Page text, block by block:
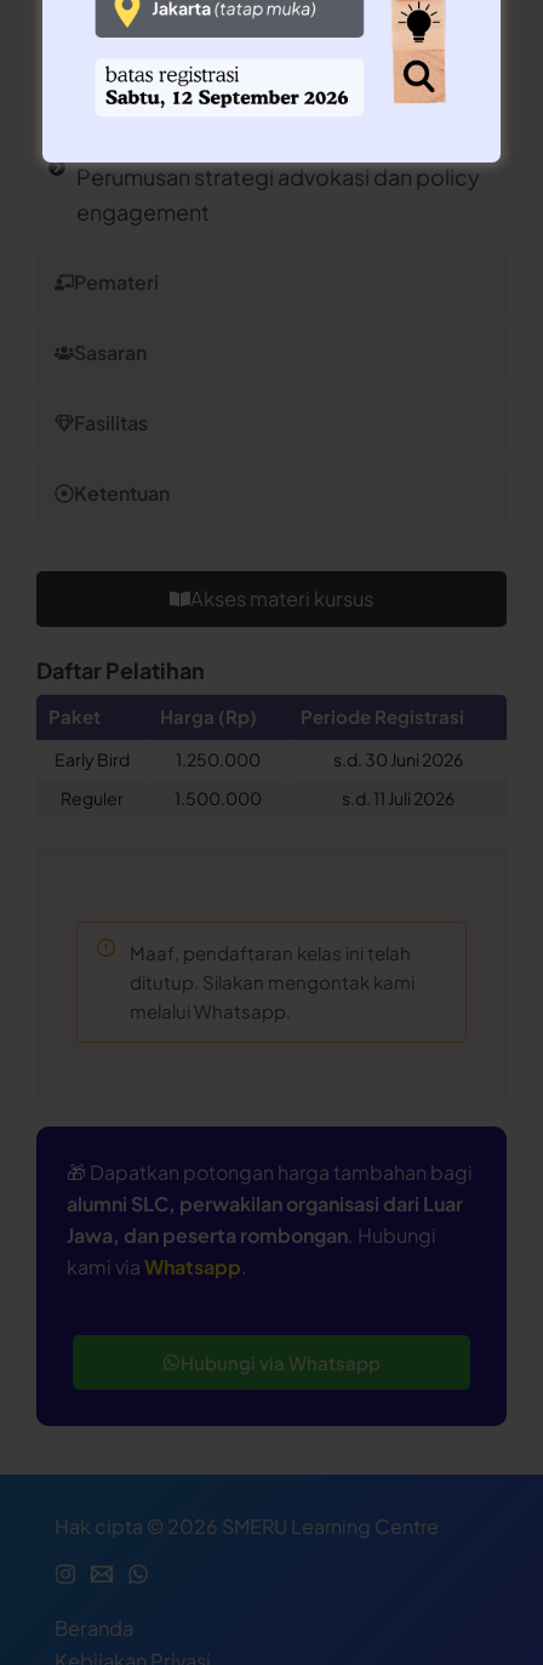
Pemateri
Sasaran
Fasilitas
Ketentuan
Materi Pengantar Advokasi Kebijakan
Konsep dan prosedur advokasi kebijakan
Perumusan isu prioritas
Analisis pemangku kepentingan
Perumusan strategi advokasi dan policy
engagement
Akses materi kursus
Daftar Pelatihan
Paket Harga (Rp) Periode Registrasi
Early Bird 1.250.000
s.d. 30 Juni 2026
Reguler
1.500.000 s.d. 11 Juli 2026
Maaf, pendaftaran kelas ini telah
ditutup. Silakan mengontak kami
melalui Whatsapp.
🎁 Dapatkan potongan harga tambahan bagi
alumni SLC, perwakilan organisasi dari Luar
Jawa, dan peserta rombongan. Hubungi
kami viaWhatsapp.
Hubungi via Whatsapp
Hak cipta © 2026 SMERU Learning Centre
Beranda